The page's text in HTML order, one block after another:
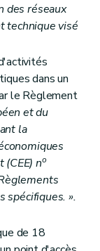
des réseaux
technique visé
dans un
le Règlement
et du
la
no
spécifiques. ».
de 18